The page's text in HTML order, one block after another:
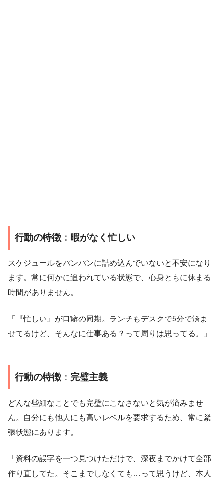
行動の特徴：暇がなく忙しい
スケジュールをパンパンに詰め込んでいないと不安になり
ます。常に何かに追われている状態で、心身ともに休まる
時間がありません。
「『忙しい』が口癖の同期。ランチもデスクで5分で済ま
せてるけど、そんなに仕事ある？って周りは思ってる。」
行動の特徴：完璧主義
どんな些細なことでも完璧にこなさないと気が済みませ
ん。自分にも他人にも高いレベルを要求するため、常に緊
張状態にあります。
「資料の誤字を一つ見つけただけで、深夜までかけて全部
作り直してた。そこまでしなくても…って思うけど、本人